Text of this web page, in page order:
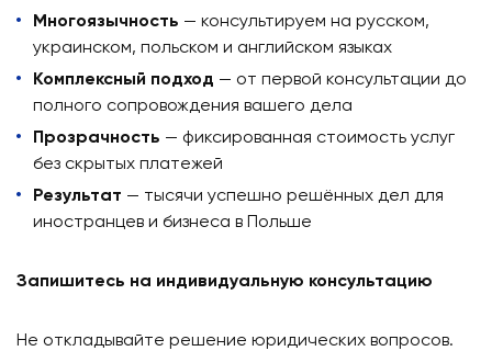
Многоязычность — консультируем на русском,
украинском, польском и английском языках
Комплексный подход — от первой консультации до
полного сопровождения вашего дела
Прозрачность — фиксированная стоимость услуг
без скрытых платежей
Результат — тысячи успешно решённых дел для
иностранцев и бизнеса в Польше
Запишитесь на индивидуальную консультацию
Не откладывайте решение юридических вопросов.